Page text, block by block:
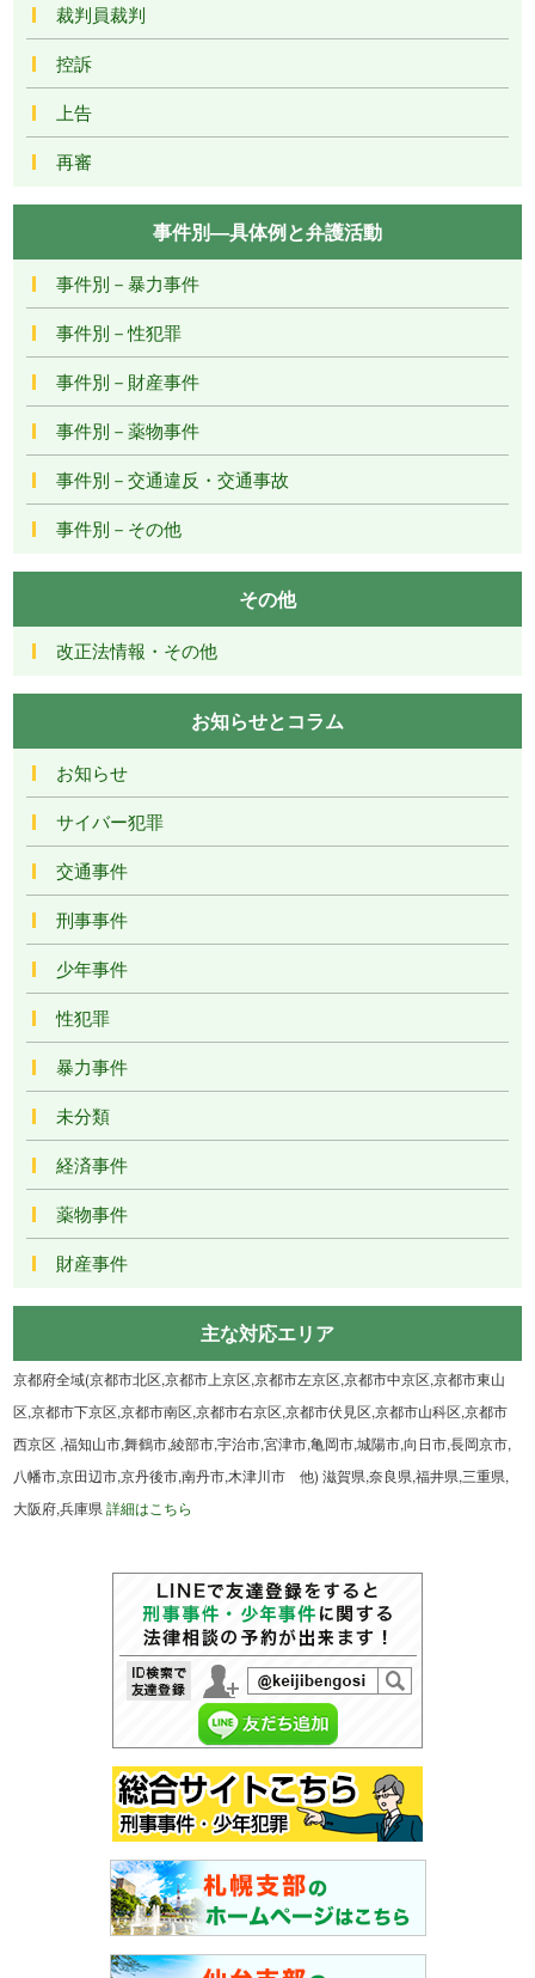
裁判員裁判
控訴
上告
再審
事件別―具体例と弁護活動
事件別－暴力事件
事件別－性犯罪
事件別－財産事件
事件別－薬物事件
事件別－交通違反・交通事故
事件別－その他
その他
改正法情報・その他
お知らせとコラム
お知らせ
サイバー犯罪
交通事件
刑事事件
少年事件
性犯罪
暴力事件
未分類
経済事件
薬物事件
財産事件
主な対応エリア
京都府全域(京都市北区,京都市上京区,京都市左京区,京都市中京区,京都市東山
区,京都市下京区,京都市南区,京都市右京区,京都市伏見区,京都市山科区,京都市
西京区 ,福知山市,舞鶴市,綾部市,宇治市,宮津市,亀岡市,城陽市,向日市,長岡京市,
八幡市,京田辺市,京丹後市,南丹市,木津川市 他) 滋賀県,奈良県,福井県,三重県,
大阪府,兵庫県詳細はこちら